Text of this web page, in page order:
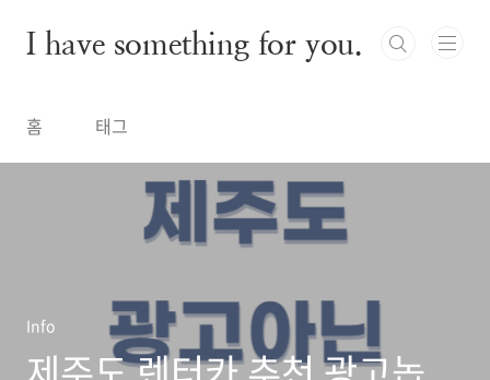
I have something for you.
홈 태그
Info